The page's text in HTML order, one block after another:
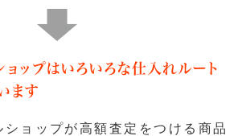
ョップはいろいろな仕入れルート
ます
ショップが高額査定をつける商品